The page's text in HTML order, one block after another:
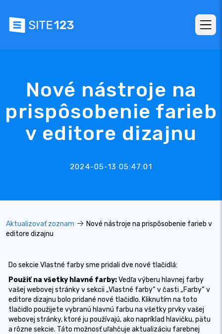
Nové nástroje na
prispôsobenie farieb
v editore dizajnu
2024-05-13 05:47:01
Aktualizovať zoznam
Nové nástroje na prispôsobenie farieb v
editore dizajnu
Do sekcie Vlastné farby sme pridali dve nové tlačidlá:
Použiť na všetky hlavné farby:Vedľa výberu hlavnej farby
vašej webovej stránky v sekcii „Vlastné farby“ v časti „Farby“ v
editore dizajnu bolo pridané nové tlačidlo. Kliknutím na toto
tlačidlo použijete vybranú hlavnú farbu na všetky prvky vašej
webovej stránky, ktoré ju používajú, ako napríklad hlavičku, pätu
a rôzne sekcie. Táto možnosť uľahčuje aktualizáciu farebnej